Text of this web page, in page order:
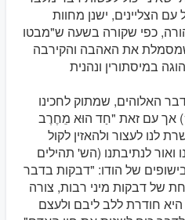
בחייו של עם הצליינים, ישנן מחוות
כפי שקורה בשעה ש"מבטו
את האהבה והקירבה
במיסתורין ונהנית
האלוהים, שמתוק לחכינו
מדבש (הש' תהילים קיט:103) אך עם זאת "חַד הוּא מֵחֶרֶב
ד:12), מאפשרת לנו לעצור ולהאזין לקול
ואור לנתיבתנו (הש' תהילים
הבישופים של הודו: "דבקות בדבר
של דבקות מיני רבות, צורה
חודרת ללב ליבם ולעצם